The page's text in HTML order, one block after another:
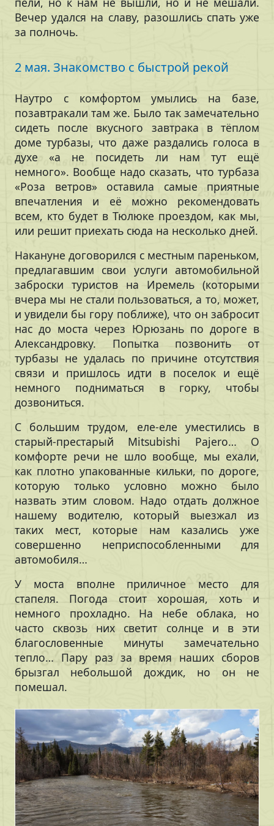
Вечер удался на славу, разошлись спать уже
за полночь.
2 мая. Знакомство с быстрой рекой
Наутро с комфортом умылись на базе,
позавтракали там же. Было так замечательно
сидеть после вкусного завтрака в тёплом
доме турбазы, что даже раздались голоса в
духе «а не посидеть ли нам тут ещё
немного». Вообще надо сказать, что турбаза
«Роза ветров» оставила самые приятные
впечатления и её можно рекомендовать
всем, кто будет в Тюлюке проездом, как мы,
или решит приехать сюда на несколько дней.
Накануне договорился с местным пареньком,
предлагавшим свои услуги автомобильной
заброски туристов на Иремель (которыми
вчера мы не стали пользоваться, а то, может,
и увидели бы гору поближе), что он забросит
нас до моста через Юрюзань по дороге в
Александровку. Попытка позвонить от
турбазы не удалась по причине отсутствия
связи и пришлось идти в поселок и ещё
немного подниматься в горку, чтобы
дозвониться.
С большим трудом, еле-еле уместились в
старый-престарый Mitsubishi Pajero… О
комфорте речи не шло вообще, мы ехали,
как плотно упакованные кильки, по дороге,
которую только условно можно было
назвать этим словом. Надо отдать должное
нашему водителю, который выезжал из
таких мест, которые нам казались уже
совершенно неприспособленными для
автомобиля…
У моста вполне приличное место для
стапеля. Погода стоит хорошая, хоть и
немного прохладно. На небе облака, но
часто сквозь них светит солнце и в эти
благословенные минуты замечательно
тепло… Пару раз за время наших сборов
брызгал небольшой дождик, но он не
помешал.